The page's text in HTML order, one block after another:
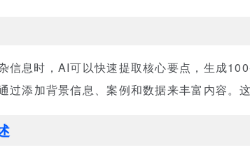
信息时，AI可以快速提取核心要点，生成
过添加背景信息、案例和数据来丰富内容。